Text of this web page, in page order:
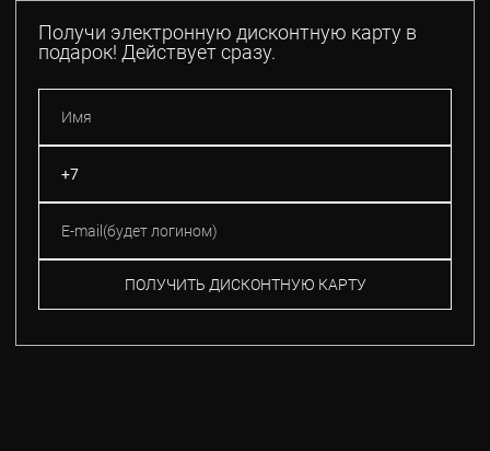
Получи электронную дисконтную карту в
подарок! Действует сразу.
ПОЛУЧИТЬ ДИСКОНТНУЮ КАРТУ